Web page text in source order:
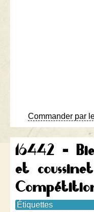
Commander par
16442 -
et
Étiquettes